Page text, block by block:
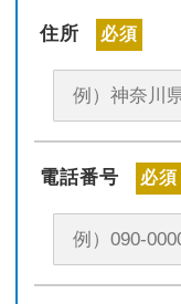
住所 必須
電話番号 必須